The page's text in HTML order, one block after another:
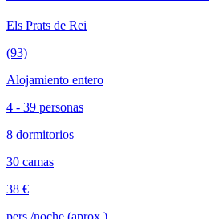
Els Prats de Rei
(93)
Alojamiento entero
4 - 39 personas
8 dormitorios
30 camas
38 €